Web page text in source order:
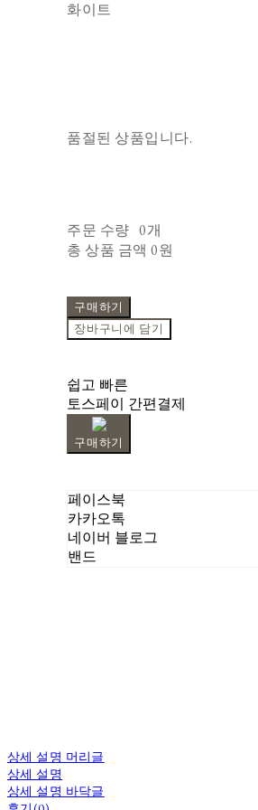
화이트
품절된 상품입니다.
주문 수량 0개
총 상품 금액 0원
구매하기
장바구니에 담기
쉽고 빠른
토스페이 간편결제
구매하기
페이스북
카카오톡
네이버 블로그
밴드
상세 설명 머리글
상세 설명
상세 설명 바닥글